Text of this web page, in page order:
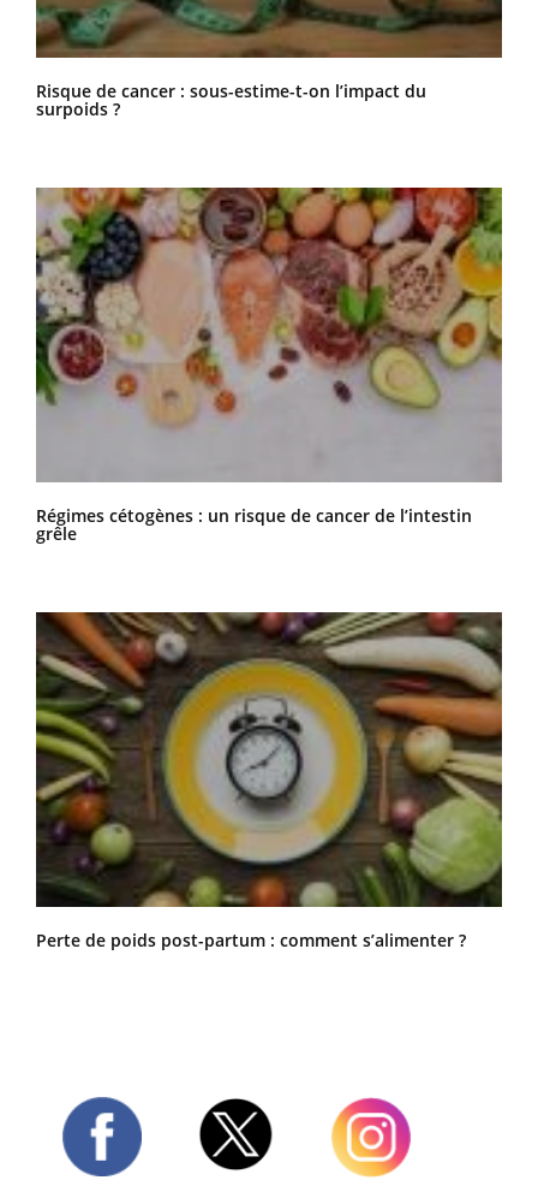
NOUS VOUS RECOMMANDONS
Risque de cancer : sous-estime-t-on l’impact du
surpoids ?
Régimes cétogènes : un risque de cancer de l’intestin
grêle